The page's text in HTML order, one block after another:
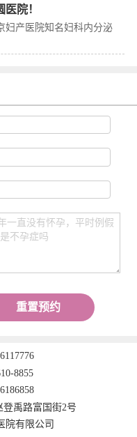
院！
妇产医院知名妇科内分泌
重置预约
8855
登禹路富国街2号
院有限公司